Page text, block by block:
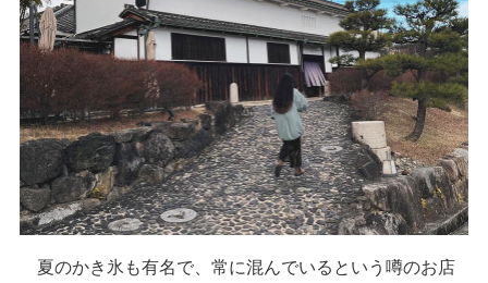
夏のかき氷も有名で、常に混んでいるという噂のお店